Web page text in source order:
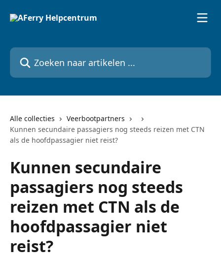
Zoeken naar artikelen ...
Alle collecties
Veerbootpartners
Kunnen secundaire passagiers nog steeds reizen met CTN
als de hoofdpassagier niet reist?
Kunnen secundaire
passagiers nog steeds
reizen met CTN als de
hoofdpassagier niet
reist?